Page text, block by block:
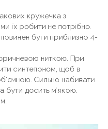
кружечка з
їх робити не потрібно.
бути приблизно 4-
ниткою. При
синтепоном, щоб в
Сильно набивати
бути досить м'якою.